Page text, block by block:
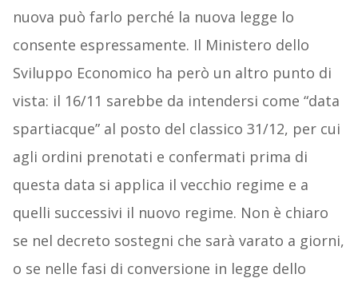
nuova può farlo perché la nuova legge lo
consente espressamente. Il Ministero dello
Sviluppo Economico ha però un altro punto di
vista: il 16/11 sarebbe da intendersi come “data
spartiacque” al posto del classico 31/12, per cui
agli ordini prenotati e confermati prima di
questa data si applica il vecchio regime e a
quelli successivi il nuovo regime. Non è chiaro
se nel decreto sostegni che sarà varato a giorni,
o se nelle fasi di conversione in legge dello